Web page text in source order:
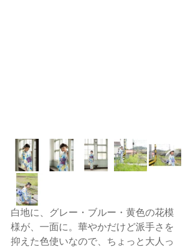
白地に、グレー・ブルー・黄色の花模
様が、一面に。華やかだけど派手さを
抑えた色使いなので、ちょっと大人っ